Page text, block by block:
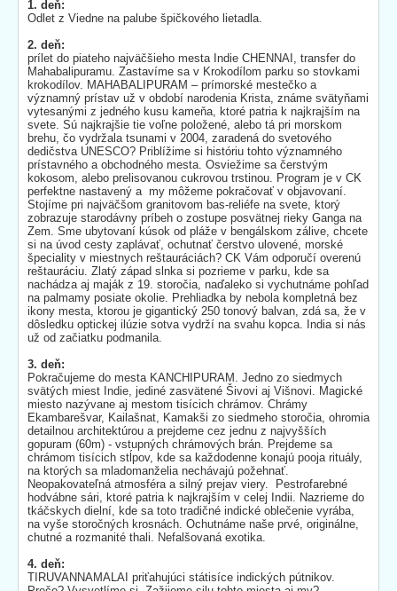
1. deň:
Odlet z Viedne na palube špičkového lietadla.
2. deň:
prílet do piateho najväčšieho mesta Indie CHENNAI, transfer do
Mahabalipuramu. Zastavíme sa v Krokodílom parku so stovkami
krokodílov. MAHABALIPURAM – prímorské mestečko a
významný prístav už v období narodenia Krista, známe svätyňami
vytesanými z jedného kusu kameňa, ktoré patria k najkrajším na
svete. Sú najkrajšie tie voľne položené, alebo tá pri morskom
brehu, čo vydržala tsunami v 2004, zaradená do svetového
dedičstva UNESCO? Priblížime si históriu tohto významného
prístavného a obchodného mesta. Osviežime sa čerstvým
kokosom, alebo prelisovanou cukrovou trstinou. Program je v CK
perfektne nastavený a my môžeme pokračovať v objavovaní.
Stojíme pri najväčšom granitovom bas-reliéfe na svete, ktorý
zobrazuje starodávny príbeh o zostupe posvätnej rieky Ganga na
Zem. Sme ubytovaní kúsok od pláže v bengálskom zálive, chcete
si na úvod cesty zaplávať, ochutnať čerstvo ulovené, morské
špeciality v miestnych reštauráciách? CK Vám odporučí overenú
reštauráciu. Zlatý západ slnka si pozrieme v parku, kde sa
nachádza aj maják z 19. storočia, naďaleko si vychutnáme pohľad
na palmamy posiate okolie. Prehliadka by nebola kompletná bez
ikony mesta, ktorou je gigantický 250 tonový balvan, zdá sa, že v
dôsledku optickej ilúzie sotva vydrží na svahu kopca. India si nás
už od začiatku podmanila.
3. deň:
Pokračujeme do mesta KANCHIPURAM. Jedno zo siedmych
svätých miest Indie, jediné zasvätené Šivovi aj Višnovi. Magické
miesto nazývane aj mestom tisícich chrámov. Chrámy
Ekambarešvar, Kailašnat, Kamakši zo siedmeho storočia, ohromia
detailnou architektúrou a prejdeme cez jednu z najvyšších
gopuram (60m) - vstupných chrámových brán. Prejdeme sa
chrámom tisícich stĺpov, kde sa každodenne konajú pooja rituály,
na ktorých sa mladomanželia nechávajú požehnať.
Neopakovateľná atmosféra a silný prejav viery. Pestrofarebné
hodvábne sári, ktoré patria k najkrajším v celej Indii. Nazrieme do
tkáčskych dielní, kde sa toto tradičné indické oblečenie vyrába,
na vyše storočných krosnách. Ochutnáme naše prvé, originálne,
chutné a rozmanité thali. Nefalšovaná exotika.
4. deň:
TIRUVANNAMALAI priťahujúci státisíce indických pútnikov.